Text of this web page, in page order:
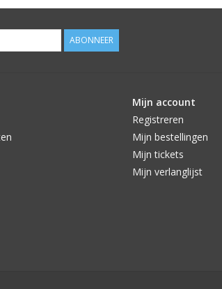
ABONNEER
Mijn account
Registreren
Mijn bestellingen
Mijn tickets
Mijn verlanglijst